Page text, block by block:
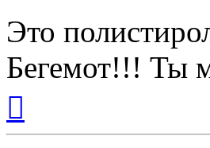
Это
Бегемот!!! Ты
началу